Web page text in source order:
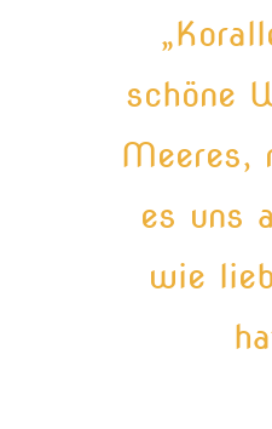
schöne
Meeres,
es uns
wie